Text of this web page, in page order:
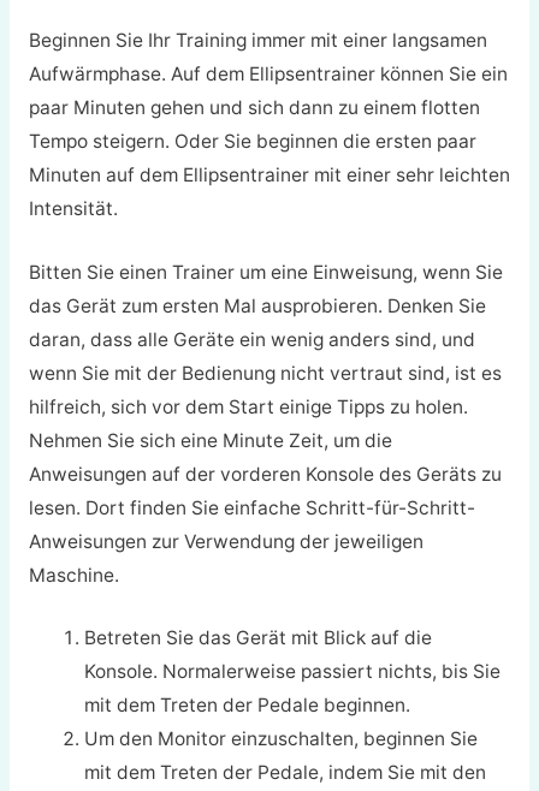
Beginnen Sie Ihr Training immer mit einer langsamen
Aufwärmphase. Auf dem Ellipsentrainer können Sie ein
paar Minuten gehen und sich dann zu einem flotten
Tempo steigern. Oder Sie beginnen die ersten paar
Minuten auf dem Ellipsentrainer mit einer sehr leichten
Intensität.
Bitten Sie einen Trainer um eine Einweisung, wenn Sie
das Gerät zum ersten Mal ausprobieren. Denken Sie
daran, dass alle Geräte ein wenig anders sind, und
wenn Sie mit der Bedienung nicht vertraut sind, ist es
hilfreich, sich vor dem Start einige Tipps zu holen.
Nehmen Sie sich eine Minute Zeit, um die
Anweisungen auf der vorderen Konsole des Geräts zu
lesen. Dort finden Sie einfache Schritt-für-Schritt-
Anweisungen zur Verwendung der jeweiligen
Maschine.
Betreten Sie das Gerät mit Blick auf die
Konsole. Normalerweise passiert nichts, bis Sie
mit dem Treten der Pedale beginnen.
Um den Monitor einzuschalten, beginnen Sie
mit dem Treten der Pedale, indem Sie mit den